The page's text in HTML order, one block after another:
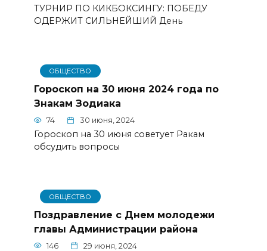
ТУРНИР ПО КИКБОКСИНГУ: ПОБЕДУ
ОДЕРЖИТ СИЛЬНЕЙШИЙ День
ОБЩЕСТВО
Гороскоп на 30 июня 2024 года по
Знакам Зодиака
74 30 июня, 2024
Гороскоп на 30 июня советует Ракам
обсудить вопросы
ОБЩЕСТВО
Поздравление с Днем молодежи
главы Администрации района
146 29 июня, 2024